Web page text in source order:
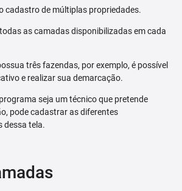
cadastro de múltiplas propriedades.
as camadas disponibilizadas em cada
três fazendas, por exemplo, é possível
e realizar sua demarcação.
seja um técnico que pretende
pode cadastrar as diferentes
dessa tela.